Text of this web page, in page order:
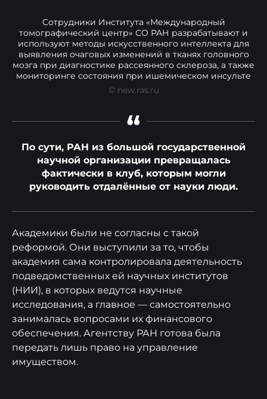
Сотрудники Института «Международный
томографический центр» СО РАН разрабатывают и
используют методы искусственного интеллекта для
выявления очаговых изменений в тканях головного
мозга при диагностике рассеянного склероза, а также
мониторинге состояния при ишемическом инсульте
© new.ras.ru
“
По сути, РАН из большой государственной
научной организации превращалась
фактически в клуб, которым могли
руководить отдалённые от науки люди.
Академики были не согласны с такой
реформой. Они выступили за то, чтобы
академия сама контролировала деятельность
подведомственных ей научных институтов
(НИИ), в которых ведутся научные
исследования, а главное — самостоятельно
занималась вопросами их финансового
обеспечения. Агентству РАН готова была
передать лишь право на управление
имуществом.